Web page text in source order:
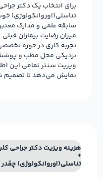
برای انتخاب یک دکتر
تناسلي(اوروانکولوژي)
سابقه علمی و مدارک
میزان رضایت بیماران قبلی
تجربه کاری در حوزه
نزدیکی محل مطب و
ویزیت سنتر تمامی این
نمایش می‌دهد تا تصمیم
هزینه ویزیت دکتر جراحي
تناسلي(اوروانکولوژي)